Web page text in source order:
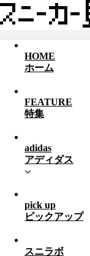
HOME
ホーム
FEATURE
特集
adidas
アディダス
pick up
ピックアップ
スニラボ